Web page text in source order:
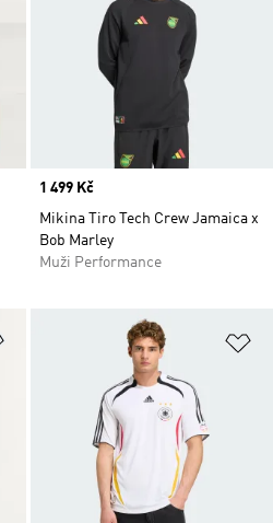
Price
1 499 Kč
Mikina Tiro Tech Crew Jamaica x
Bob Marley
Muži Performance
Přidat do seznamu přání